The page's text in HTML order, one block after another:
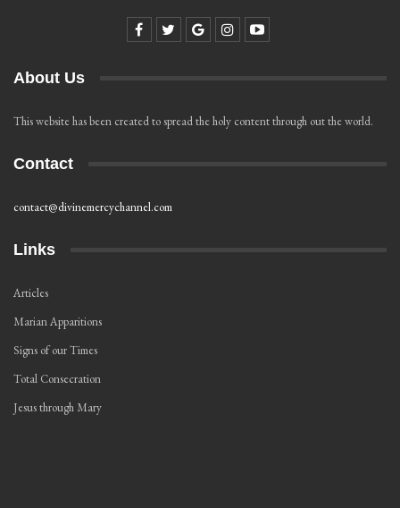
About Us
This website has been created to spread the holy content through out the world.
Contact
contact@divinemercychannel.com
Links
Articles
Marian Apparitions
Signs of our Times
Total Consecration
Jesus through Mary